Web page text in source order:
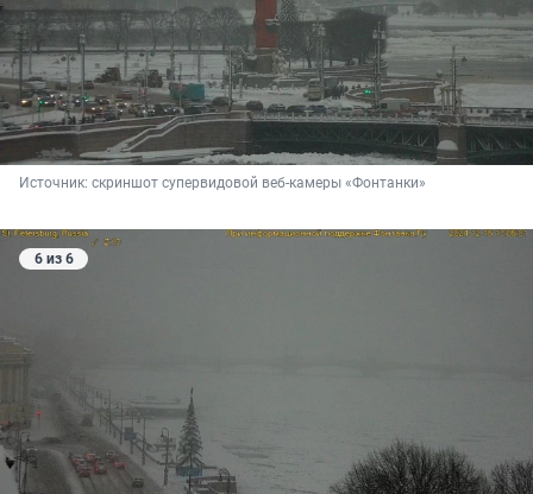
Источник: скриншот супервидовой веб-камеры «Фонтанки»
6 из 6